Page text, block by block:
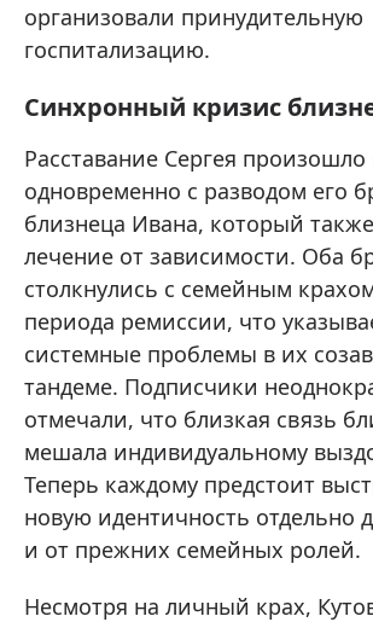
организовали принудительную
госпитализацию.
Синхронный кризис
Расставание Сергея произошло
одновременно с разводом его
близнеца Ивана, который
лечение от зависимости. Оба
столкнулись с семейным
периода ремиссии, что
системные проблемы в их
тандеме. Подписчики
отмечали, что близкая связь
мешала индивидуальному
Теперь каждому предстоит
новую идентичность отдельно
и от прежних семейных ролей.
Несмотря на личный крах,